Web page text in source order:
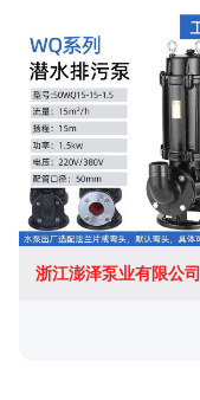
浙江澎泽泵业有限公司